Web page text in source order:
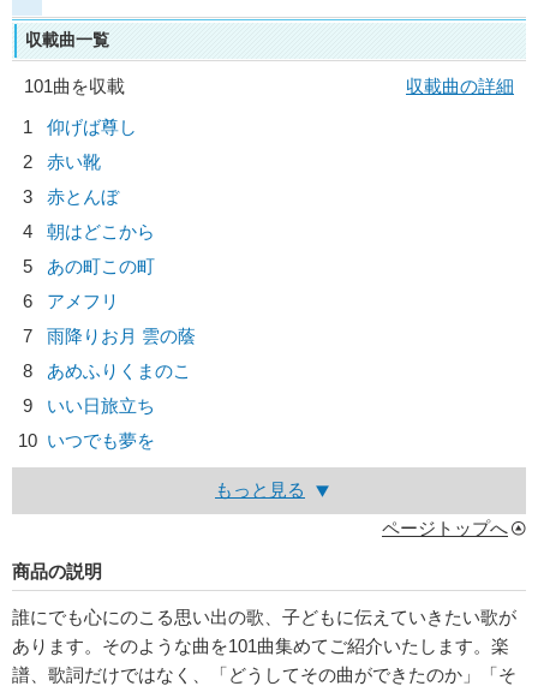
収載曲一覧
101曲を収載
収載曲の詳細
1
仰げば尊し
2
赤い靴
3
赤とんぼ
4
朝はどこから
5
あの町この町
6
アメフリ
7
雨降りお月 雲の蔭
8
あめふりくまのこ
9
いい日旅立ち
10 いつでも夢を
もっと見る
ページトップへ
商品の説明
誰にでも心にのこる思い出の歌、子どもに伝えていきたい歌が
あります。そのような曲を101曲集めてご紹介いたします。楽
譜、歌詞だけではなく、「どうしてその曲ができたのか」「そ